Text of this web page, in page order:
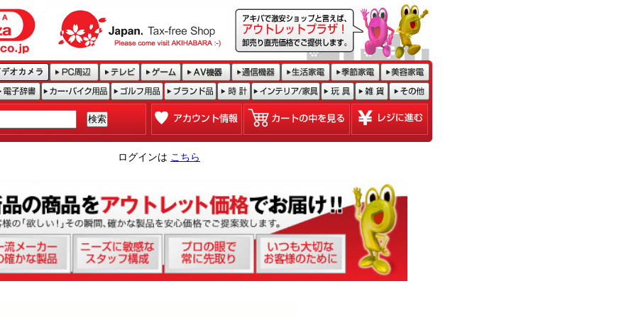
ログインは こちら